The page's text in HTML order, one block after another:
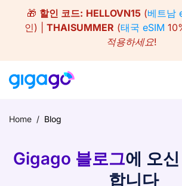
content
🎁 할인 코드: HELLOVN15(베트남
인) | THAISUMMER (태국 eSIM
적용하세요!
Home / Blog
Gigago 블로그에 오
합니다